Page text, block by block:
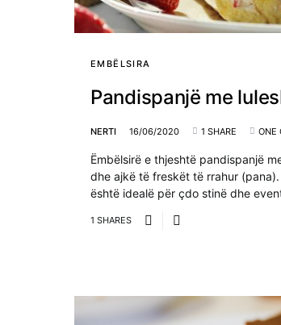
EMBËLSIRA
Pandispanjë me
NERTI 16/06/2020 1 SHARE ONE
Ëmbëlsirë e thjeshtë pandispanjë
dhe ajkë të freskët të rrahur
është idealë për çdo stinë dhe
1 SHARES